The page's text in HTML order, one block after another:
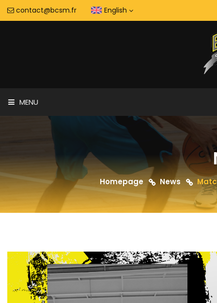
contact@bcsm.fr English
MENU
Homepage News